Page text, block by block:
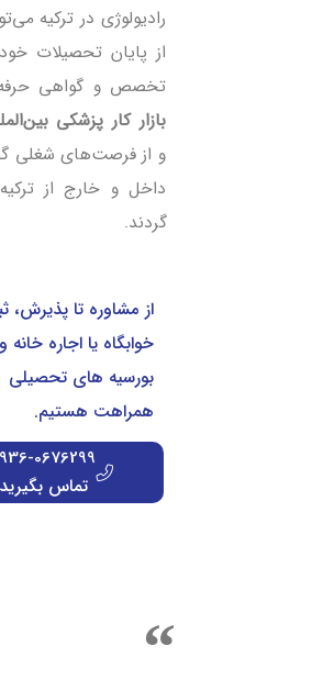
رادیولوژی در ترکیه
از پایان تحصیلات
تخصص و گواهی
بازار کار پزشکی
و از فرصت‌های شغلی
داخل و خارج از
گردند.
از مشاوره تا پذیرش،
خوابگاه یا اجاره خانه
بورسیه های تحصیلی
همراهت هستیم.
0676299
تماس بگیرید